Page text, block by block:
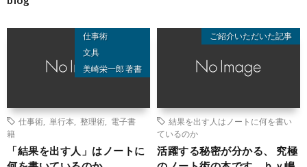
仕事術
文具
美崎栄一郎 著書
仕事術 単行本 整理術
電子書
籍
「結果を出す人」はノートに
ご紹介いただいた記事
結果を出す人はノートに何を書い
ているのか
活躍する秘密が分かる、 究極